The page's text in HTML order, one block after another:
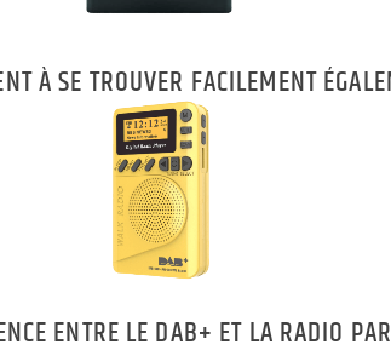
À SE TROUVER FACILEMENT
ENTRE LE DAB+ ET LA RADIO